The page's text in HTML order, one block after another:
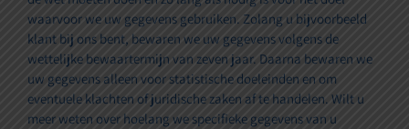
waarvoor we uw gegevens gebruiken. Zolang u bijvoorbeeld
klant bij ons bent, bewaren we uw gegevens volgens de
wettelijke bewaartermijn van zeven jaar. Daarna bewaren we
uw gegevens alleen voor statistische doeleinden en om
eventuele klachten of juridische zaken af te handelen. Wilt u
meer weten over hoelang we specifieke gegevens van u